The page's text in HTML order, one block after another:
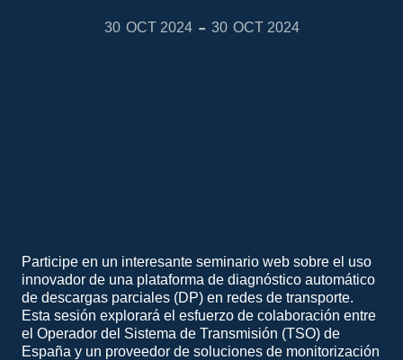
30 OCT 2024 - 30 OCT 2024
Participe en un interesante seminario web sobre el uso
innovador de una plataforma de diagnóstico automático
de descargas parciales (DP) en redes de transporte.
Esta sesión explorará el esfuerzo de colaboración entre
el Operador del Sistema de Transmisión (TSO) de
España y un proveedor de soluciones de monitorización